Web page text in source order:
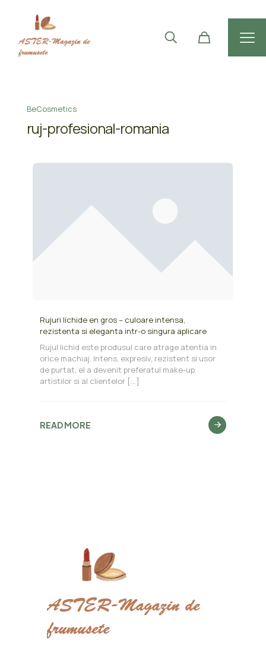
BeCosmetics
ruj-profesional-romania
Rujuri lichide en gros – culoare intensa,
rezistenta si eleganta intr-o singura aplicare
Rujul lichid este produsul care atrage atentia in
orice machiaj. Intens, expresiv, rezistent si usor
de purtat, el a devenit preferatul make-up
artistilor si al clientelor[…]
READ MORE